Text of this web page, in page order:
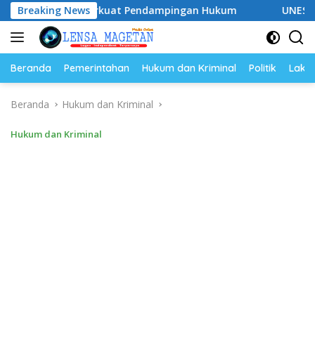
Langsung
ke
konten
Breaking News
Perkuat Pendampingan Hukum UNESA Gelar
Beranda Pemerintahan Hukum dan Kriminal Politik
Beranda Hukum dan Kriminal
Hukum dan Kriminal